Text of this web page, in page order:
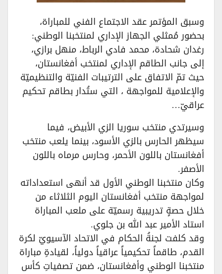
وسبق المؤتمر عقد الاجتماع الفني للمباراة،
بحضور مُمثلي الجهاز الإداري لمنتخبنا الوطني:
رغدان شحادة، محمد فادي الرباط، منهل برازي،
إلى جانب الطاقم الإداري لمنتخب أفغانستان،
حيث تمّ الاتفاق على الترتيبات الفنيّة والتنظيميّة
والإعلامية للمواجهة ، التي ستُدار بطاقم تحكيم
عراقيّ…
وسيرتدي منتخب سوريا الزي الأبيض، فيما
سيظهر الحارس بالزي الأسود، بينما يلعب منتخب
أفغانستان باللون الأحمر، وحارس مرماه باللون
الأصفر.
وكان منتخبنا الوطني الأول قد أنهى استعداداته
لمواجهة منتخب أفغانستان اليوم الثلاثاء من
خلال حصةٍ تدريبية رسميّة على ملعب المباراة
استاد الأمير عبد الله بن جلوي.
وقد كلفت لجنةُ الحكام في الاتحاد الآسيويّ لكرة
القدم، طاقماً تحكيمياً عراقياً دولياً، لقيادةِ مباراة
منتخبنا الوطني وأفغانستان، ضمن تصفياتِ كأس